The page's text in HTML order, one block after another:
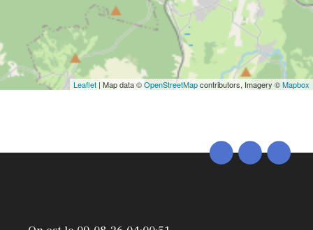
Leaflet | Map data ©OpenStreetMapcontributors, Imagery ©Mapbox